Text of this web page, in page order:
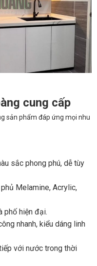
cung cấp
sản phẩm đáp ứng mọi nhu
sắc phong phú, dễ tùy
Melamine, Acrylic,
phố hiện đại.
nhanh, kiểu dáng linh
với nước trong thời